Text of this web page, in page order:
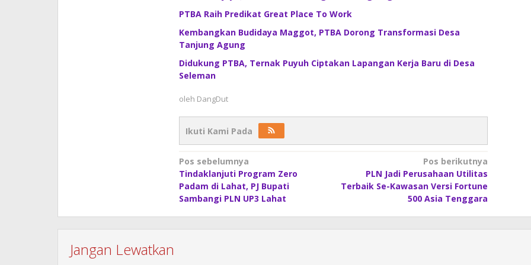
PTBA Raih Predikat Great Place To Work
Kembangkan Budidaya Maggot, PTBA Dorong Transformasi Desa
Tanjung Agung
Didukung PTBA, Ternak Puyuh Ciptakan Lapangan Kerja Baru di Desa
Seleman
oleh DangDut
Ikuti Kami Pada
Navigasi
pos
Pos sebelumnya
Tindaklanjuti Program Zero
Padam di Lahat, PJ Bupati
Sambangi PLN UP3 Lahat
Pos berikutnya
PLN Jadi Perusahaan Utilitas
Terbaik Se-Kawasan Versi Fortune
500 Asia Tenggara
Jangan Lewatkan